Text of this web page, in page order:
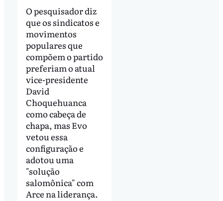
O pesquisador diz
que os sindicatos e
movimentos
populares que
compõem o partido
preferiam o atual
vice-presidente
David
Choquehuanca
como cabeça de
chapa, mas Evo
vetou essa
configuração e
adotou uma
"solução
salomônica" com
Arce na liderança.